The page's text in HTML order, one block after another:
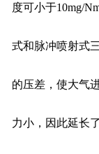
度可小于10mg/
式和脉冲喷射式
的压差，使大气
力小，因此延长